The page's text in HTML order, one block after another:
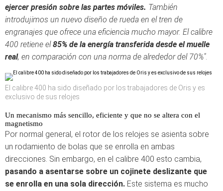
ejercer presión sobre las partes móviles. También
introdujimos un nuevo diseño de rueda en el tren de
engranajes que ofrece una eficiencia mucho mayor. El calibre
400 retiene el85% de la energía transferida desde el muelle
real, en comparación con una norma de alrededor del 70%".
El calibre 400 ha sido diseñado por los trabajadores de Oris y es
exclusivo de sus relojes
Un mecanismo más sencillo, eficiente y que no se altera con el
magnetismo
Por normal general, el rotor de los relojes se asienta sobre
un rodamiento de bolas que se enrolla en ambas
direcciones. Sin embargo, en el calibre 400 esto cambia,
pasando a asentarse sobre un cojinete deslizante que
se enrolla en una sola dirección. Este sistema es mucho